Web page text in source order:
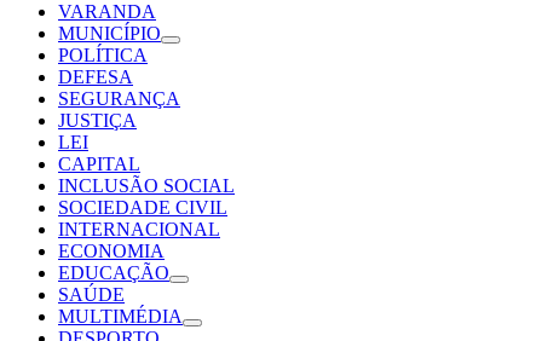
VARANDA
MUNICÍPIO
POLÍTICA
DEFESA
SEGURANÇA
JUSTIÇA
LEI
CAPITAL
INCLUSÃO SOCIAL
SOCIEDADE CIVIL
INTERNACIONAL
ECONOMIA
EDUCAÇÃO
SAÚDE
MULTIMÉDIA